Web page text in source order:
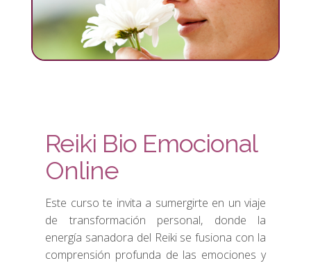
Reiki Bio Emocional
Online
Este curso te invita a sumergirte en un viaje
de transformación personal, donde la
energía sanadora del Reiki se fusiona con la
comprensión profunda de las emociones y